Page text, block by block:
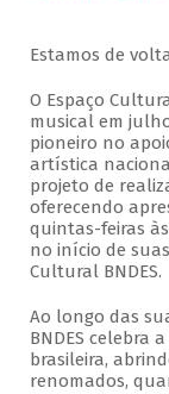
Estamos de
O Espaço
musical em
pioneiro no
artística
projeto de
oferecendo
quintas-feiras às
no início de
Cultural BNDES.
Ao longo das
BNDES celebra
brasileira,
renomados,